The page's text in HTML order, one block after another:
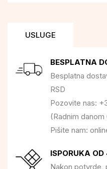
USLUGE
BESPLATNA
Besplatna
RSD
Pozovite nas:
(Radnim
Pišite nam:
ISPORUKA OD
Nakon potvrde,